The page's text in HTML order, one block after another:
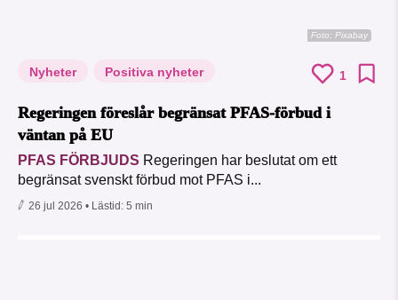
Foto: Pixabay
Nyheter Positiva nyheter 1
Regeringen föreslår begränsat PFAS-förbud i
väntan på EU
PFAS FÖRBJUDS Regeringen har beslutat om ett
begränsat svenskt förbud mot PFAS i...
26 jul 2026 • Lästid: 5 min